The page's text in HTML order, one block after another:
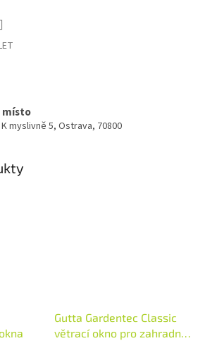
místo
myslivně 5, Ostrava, 70800
Gutta Gardentec Classic
větrací okno pro zahradní